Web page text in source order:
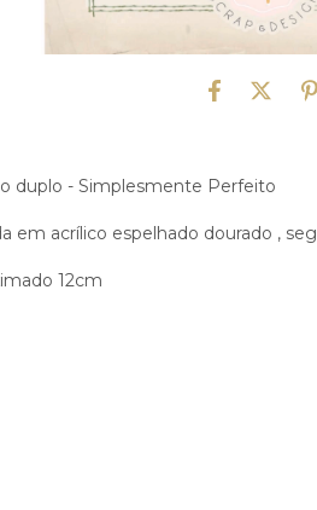
duplo - Simplesmente Perfeito
em acrílico espelhado dourado ,
12cm